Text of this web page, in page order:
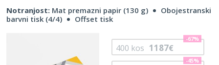
Notranjost: Mat premazni papir (130 g)
Obojestranski
barvni tisk (4/4)
Offset tisk
-45%
400 kos 1187€
-67%